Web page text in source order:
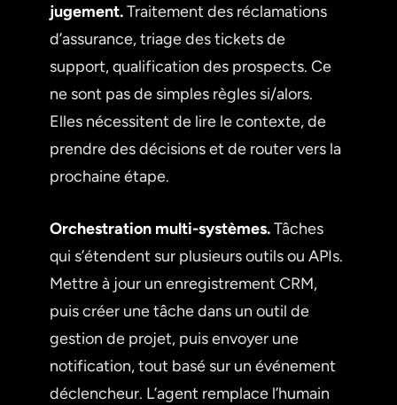
jugement.Traitement des réclamations
d’assurance, triage des tickets de
support, qualification des prospects. Ce
ne sont pas de simples règles si/alors.
Elles nécessitent de lire le contexte, de
prendre des décisions et de router vers la
prochaine étape.
Orchestration multi-systèmes.Tâches
qui s’étendent sur plusieurs outils ou APIs.
Mettre à jour un enregistrement CRM,
puis créer une tâche dans un outil de
gestion de projet, puis envoyer une
notification, tout basé sur un événement
déclencheur. L’agent remplace l’humain